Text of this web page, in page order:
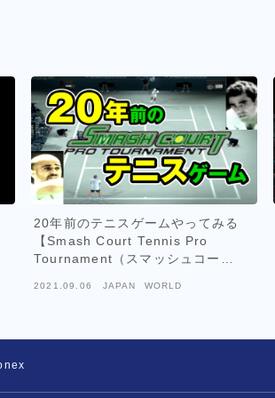
20年前のテニスゲームやってみる
【Smash Court Tennis Pro
Tournament（スマッシュコー
2021.09.06 JAPAN WORLD